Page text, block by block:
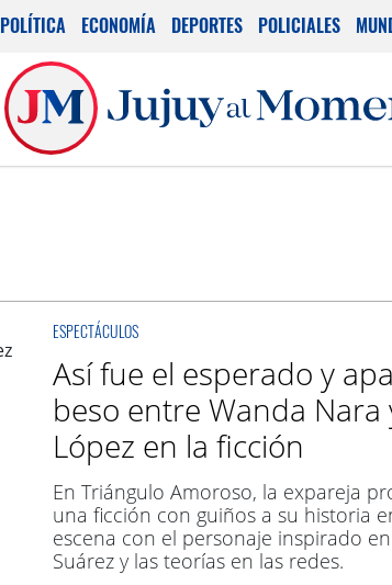
POLÍTICA ECONOMÍA DEPORTES POLICIALES
ESPECTÁCULOS
Así fue el esperado y
beso entre Wanda Nara
López en la ficción
En Triángulo Amoroso, la expareja
una ficción con guiños a su historia
escena con el personaje inspirado
Suárez y las teorías en las redes.